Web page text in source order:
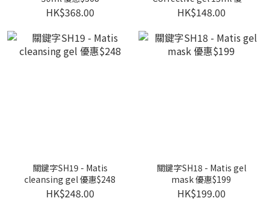
HK$368.00
$148
HK$148.00
關鍵字SH19 - Matis
cleansing gel 優惠$248
HK$248.00
關鍵字SH18 - Matis gel
mask 優惠$199
HK$199.00